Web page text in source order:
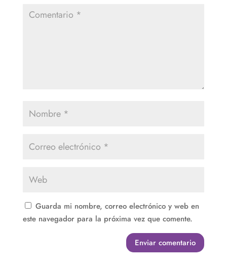
Guarda mi nombre, correo electrónico y web en
este navegador para la próxima vez que comente.
Enviar comentario